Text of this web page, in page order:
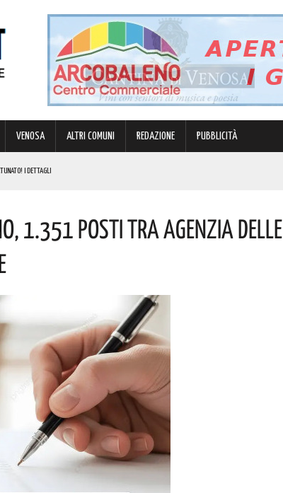
VENOSA ALTRI COMUNI REDAZIONE PUBBLICITÀ
I DETTAGLI
AUMENTI PIÙ MARCATI. ECCO I DATI DELL’UFFICIO STUDI CGIA
CONVENIENTI DI CASE E APPARTAMENTI. L’AVVISO DI CODACONS
1.351 Posti Tra Agenzia Delle